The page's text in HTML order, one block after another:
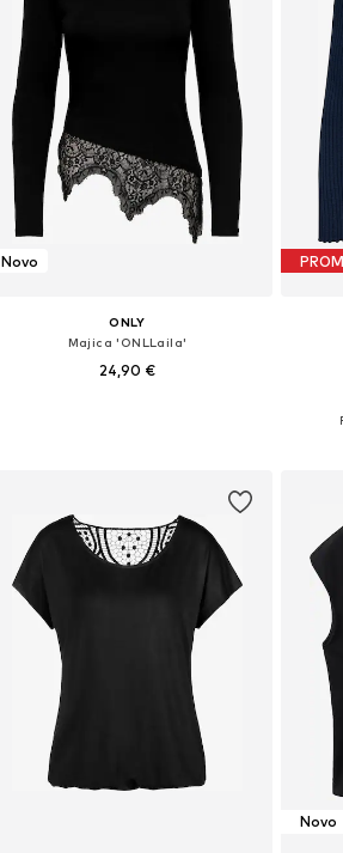
Novo
ONLY
Majica 'ONLLaila'
24,90 €
Novo